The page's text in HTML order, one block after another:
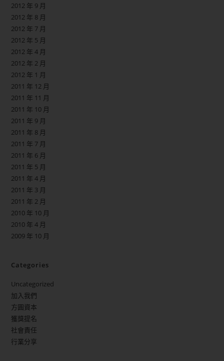
2012 年 9 月
2012 年 8 月
2012 年 7 月
2012 年 5 月
2012 年 4 月
2012 年 2 月
2012 年 1 月
2011 年 12 月
2011 年 11 月
2011 年 10 月
2011 年 9 月
2011 年 8 月
2011 年 7 月
2011 年 6 月
2011 年 5 月
2011 年 4 月
2011 年 3 月
2011 年 2 月
2010 年 10 月
2010 年 4 月
2009 年 10 月
Categories
Uncategorized
加入我們
方圓資本
獲獎提名
社會責任
行業分享